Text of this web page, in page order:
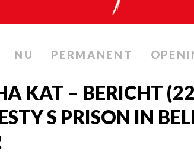
NU PERMANENT
KAT – BERICHT
S PRISON IN